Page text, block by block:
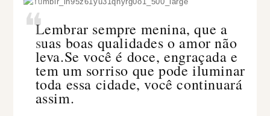
❝Lembrar sempre menina, que a
suas boas qualidades o amor não
leva.Se você é doce, engraçada e
tem um sorriso que pode iluminar
toda essa cidade, você continuará
assim.